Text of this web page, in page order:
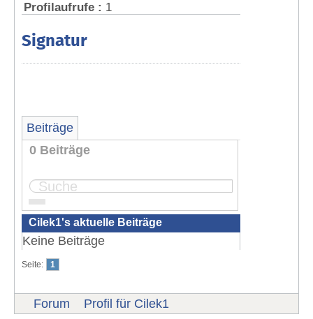
Profilaufrufe : 1
Signatur
Beiträge
0 Beiträge
Cilek1's aktuelle Beiträge
Keine Beiträge
Seite: 1
Forum Profil für Cilek1